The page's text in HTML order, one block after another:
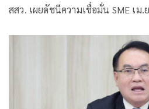
สสว. เผยดัชนีความเชื่อมั่น SME เ